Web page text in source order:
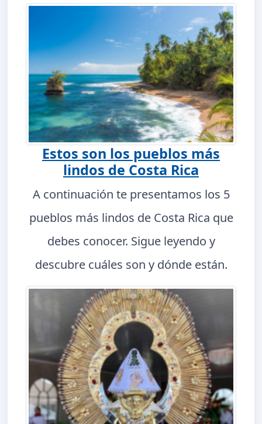
Estos son los pueblos más
lindos de Costa Rica
A continuación te presentamos los 5
pueblos más lindos de Costa Rica que
debes conocer. Sigue leyendo y
descubre cuáles son y dónde están.